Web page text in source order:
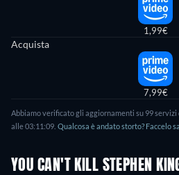
1,99€
Acquista
7,99€
Abbiamo verificato gli aggiornamenti su 99
alle 03:11:09. Qualcosa è andato storto? Faccelo
YOU CAN'T KILL STEPHEN